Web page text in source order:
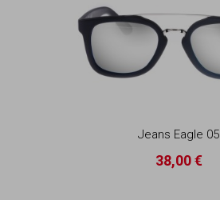
Jeans Eagle 05
38,00 €